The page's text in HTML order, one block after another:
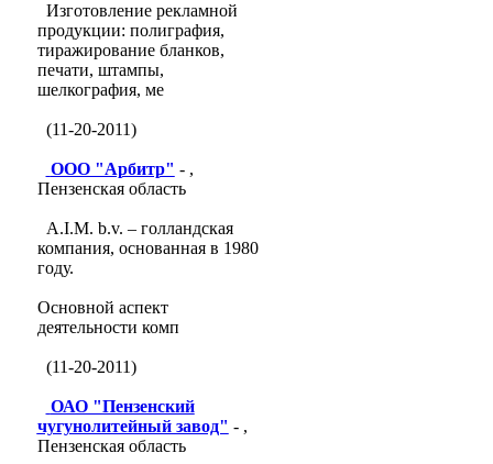
Изготовление рекламной
продукции: полиграфия,
тиражирование бланков,
печати, штампы,
шелкография, ме
(11-20-2011)
ООО "Арбитр" - ,
Пензенская область
A.I.M. b.v. – голландская
компания, основанная в 1980
году.
Основной аспект
деятельности комп
(11-20-2011)
ОАО "Пензенский
чугунолитейный завод" - ,
Пензенская область